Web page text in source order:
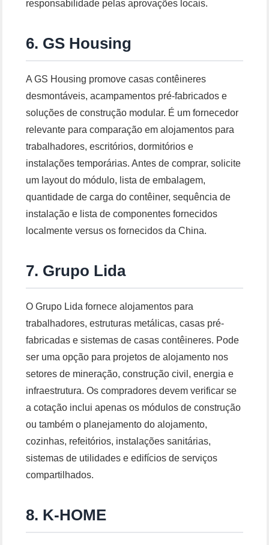
responsabilidade pelas aprovações locais.
6. GS Housing
A GS Housing promove casas contêineres
desmontáveis, acampamentos pré-fabricados e
soluções de construção modular. É um fornecedor
relevante para comparação em alojamentos para
trabalhadores, escritórios, dormitórios e
instalações temporárias. Antes de comprar, solicite
um layout do módulo, lista de embalagem,
quantidade de carga do contêiner, sequência de
instalação e lista de componentes fornecidos
localmente versus os fornecidos da China.
7. Grupo Lida
O Grupo Lida fornece alojamentos para
trabalhadores, estruturas metálicas, casas pré-
fabricadas e sistemas de casas contêineres. Pode
ser uma opção para projetos de alojamento nos
setores de mineração, construção civil, energia e
infraestrutura. Os compradores devem verificar se
a cotação inclui apenas os módulos de construção
ou também o planejamento do alojamento,
cozinhas, refeitórios, instalações sanitárias,
sistemas de utilidades e edifícios de serviços
compartilhados.
8. K-HOME